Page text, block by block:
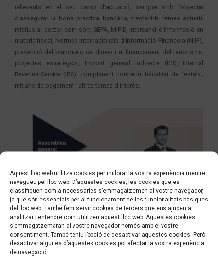
Aquest lloc web utilitza cookies per millorar la vostra experiència mentre
navegueu pel lloc web. D’aquestes cookies, les cookies que es
classifiquen com a necessàries s’emmagatzemen al vostre navegador,
ja que són essencials per al funcionament de les funcionalitats bàsiques
del lloc web. També fem servir cookies de tercers que ens ajuden a
analitzar i entendre com utilitzeu aquest lloc web. Aquestes cookies
s’emmagatzemaran al vostre navegador només amb el vostre
consentiment. També teniu l’opció de desactivar aquestes cookies. Però
desactivar algunes d’aquestes cookies pot afectar la vostra experiència
de navegació.
rellevants en el seu camp d’actuació, sempre amb l’objectiu
d’assegurar la bona pràctica bancària, tractant-hi temes actuals
relatius al sector com són: SEPA, MiFID, intercanvi d’informació en
matèria fiscal, Normes Internacionals d’Informació Financera (NIIF),
prevenció del blanqueig de diners i el finançament del terrorisme,
projectes estratègics, Impost general indirecte (IGI), Internal
Revenue Service (IRS), compliment normatiu, fiscalitat de l’estalvi,
mitjans de pagament i altres temes d’interès.